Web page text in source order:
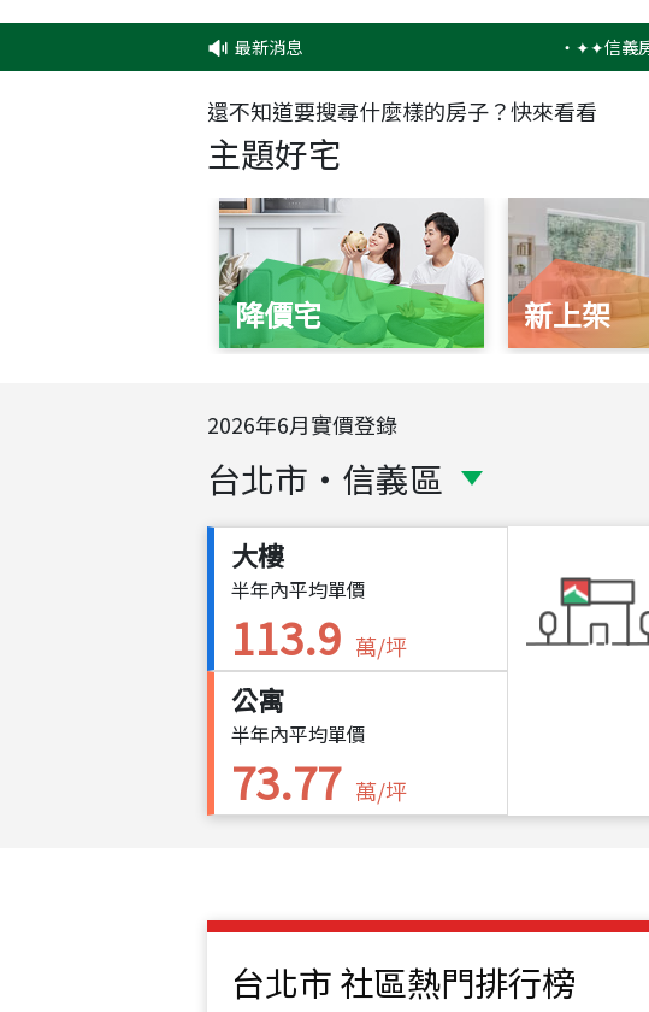
最新消息 ✦✦信義房屋
還不知道要搜尋什麼樣的房子？快來看看
主題好宅
降價宅 新上架
2026年6月實價登錄
台北市 ・ 信義區
大樓
半年內平均單價
113.9 萬/坪
公寓
半年內平均單價
73.77 萬/坪
台北市 社區熱門排行榜